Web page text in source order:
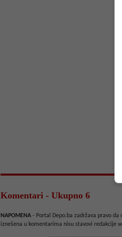
Komentari - Ukupno 6
NAPOMENA - Portal Depo.ba zadržava pravo
iznešena u komentarima nisu stavovi redakcije